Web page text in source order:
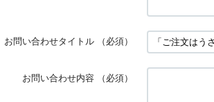
お問い合わせタイトル （必須）
お問い合わせ内容 （必須）